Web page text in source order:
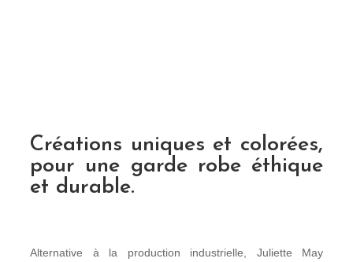
Créations uniques et colorées,
pour une garde robe éthique
et durable.
Alternative à la production industrielle, Juliette May